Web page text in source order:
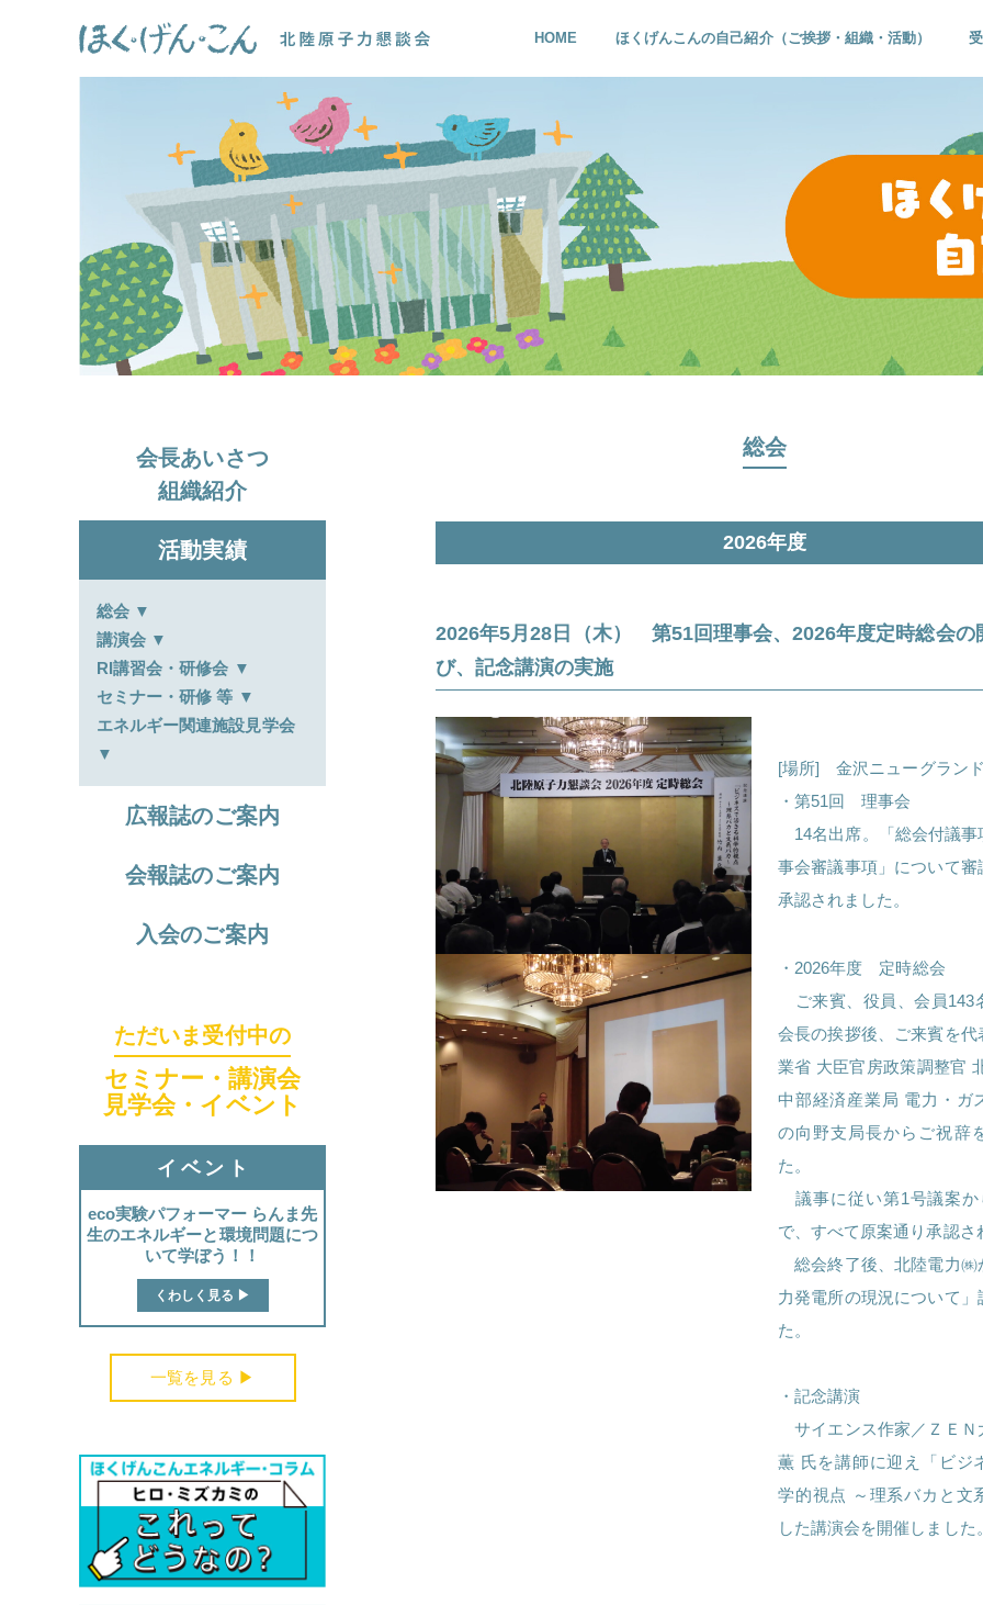
HOME ほくげんこんの自己紹介（ご挨拶・組織・活動）
総会
2026年度
2026年5月28日（木） 第51回理事会、2026年度定時総会の
び、記念講演の実施
[場所] 金沢ニューグラン
・第51回 理事会
14名出席。「総会付議事
事会審議事項」について審
承認されました。
・2026年度 定時総会
ご来賓、役員、会員143
会長の挨拶後、ご来賓を代
業省 大臣官房政策調整官
中部経済産業局 電力・ガ
の向野支局長からご祝辞
た。
議事に従い第1号議案か
で、すべて原案通り承認さ
総会終了後、北陸電力㈱
力発電所の現況について」
た。
・記念講演
サイエンス作家／ＺＥ
薫 氏を講師に迎え「ビジ
学的視点 ～理系バカと文
した講演会を開催しました。
会長あいさつ
組織紹介
活動実績
総会 ▼
講演会 ▼
RI講習会・研修会 ▼
セミナー・研修 等 ▼
エネルギー関連施設見学会
▼
広報誌のご案内
会報誌のご案内
入会のご案内
ただいま受付中の
セミナー・講演会
見学会・イベント
イベント
eco実験パフォーマー らんま先
生のエネルギーと環境問題につ
いて学ぼう！！
くわしく見る ▶︎
一覧を見る ▶︎